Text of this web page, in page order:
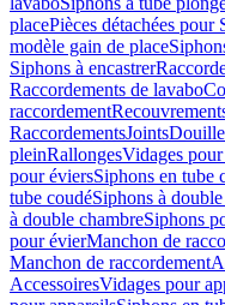
placePièces détachées
modèle gain de place
Siphons à encastrer
Raccordements de lavabo
raccordement
RaccordementsJoints
pleinRallongesVidages
pour éviersSiphons en tube
tube coudéSiphons à
à double chambreSiphons
pour évierManchon de
Manchon de raccordement
AccessoiresVidages pour